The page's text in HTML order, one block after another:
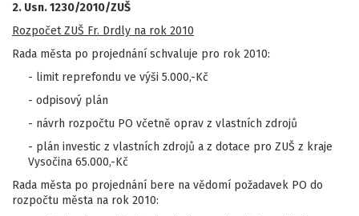
2. Usn. 1230/2010/ZUŠ
Rozpočet ZUŠ Fr. Drdly na rok 2010
Rada města po projednání schvaluje pro rok 2010:
- limit reprefondu ve výši 5.000,-Kč
- odpisový plán
- návrh rozpočtu PO včetně oprav z vlastních zdrojů
- plán investic z vlastních zdrojů a z dotace pro ZUŠ z kraje
Vysočina 65.000,-Kč
Rada města po projednání bere na vědomí požadavek PO do
rozpočtu města na rok 2010: